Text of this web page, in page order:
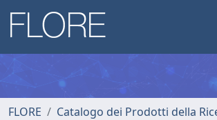
FLORE
Catalogo dei Prodotti della